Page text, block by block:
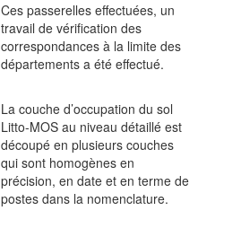
Ces passerelles effectuées, un
travail de vérification des
correspondances à la limite des
départements a été effectué.
La couche d’occupation du sol
Litto-MOS au niveau détaillé est
découpé en plusieurs couches
qui sont homogènes en
précision, en date et en terme de
postes dans la nomenclature.